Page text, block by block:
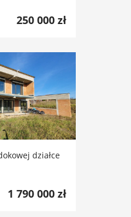
250 000 zł
działce
1 790 000 zł